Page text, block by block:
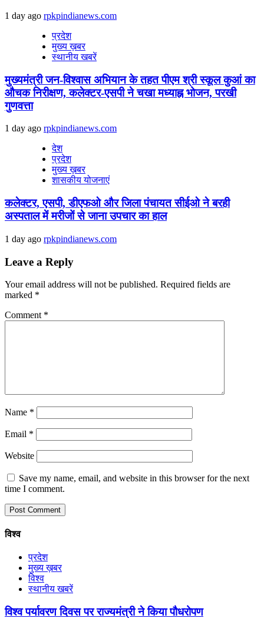
1 day ago rpkpindianews.com
प्रदेश
मुख्य ख़बर
स्थानीय खबरें
मुख्यमंत्री जन-विश्वास अभियान के तहत पीएम श्री स्कूल कुआं का
औचक निरीक्षण, कलेक्टर-एसपी ने चखा मध्याह्न भोजन, परखी
गुणवत्ता
1 day ago rpkpindianews.com
देश
प्रदेश
मुख्य ख़बर
शासकीय योजनाएं
कलेक्टर, एसपी, डीएफओ और जिला पंचायत सीईओ ने बरही
अस्पताल में मरीजों से जाना उपचार का हाल
1 day ago rpkpindianews.com
Leave a Reply
Your email address will not be published. Required fields are
marked *
Comment *
Name *
Email *
Website
Save my name, email, and website in this browser for the next
time I comment.
विश्व
प्रदेश
मुख्य ख़बर
विश्व
स्थानीय खबरें
विश्व पर्यावरण दिवस पर राज्यमंत्री ने किया पौधरोपण